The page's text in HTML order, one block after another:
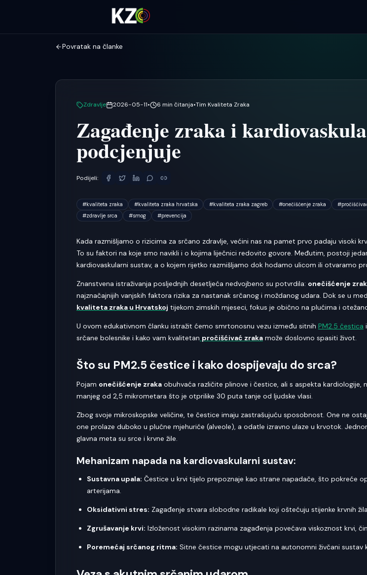
Povratak na članke
Zdravlje 2026-05-11• 6 min čitanja•Tim Kvaliteta Zraka
Zagađenje zraka i
podcjenjuje
Podijeli:
#kvaliteta zraka #kvaliteta zraka hrvatska #kvaliteta zraka zagreb #onečišćenje zraka #
#zdravlje srca #smog #prevencija
Kada razmišljamo o rizicima za srčano zdravlje, većini nas na pamet prvo padaju visoki
To su faktori na koje smo navikli i o kojima liječnici redovito govore. Međutim, postoji
kardiovaskularni sustav, a o kojem rijetko razmišljamo dok hodamo ulicom ili otvaramo
Znanstvena istraživanja posljednjih desetljeća nedvojbeno su potvrdila: onečišćenje
najznačajnijih vanjskih faktora rizika za nastanak srčanog i moždanog udara. Dok se u
kvaliteta zraka u Hrvatskoj tijekom zimskih mjeseci, fokus je obično na plućima i
U ovom edukativnom članku istražit ćemo smrtonosnu vezu između sitnih PM2.5 čestica
srčane bolesnike i kako vam kvalitetan pročišćivać zraka može doslovno spasiti život.
Što su PM2.5 čestice i kako dospijevaju do srca?
Pojam onečišćenje zraka obuhvaća različite plinove i čestice, ali s aspekta kardiologije,
manjeg od 2,5 mikrometara što je otprilike 30 puta tanje od ljudske vlasi.
Zbog svoje mikroskopske veličine, te čestice imaju zastrašujuću sposobnost. One ne
one prolaze duboko u plućne mjehuriće (alveole), a odatle izravno ulaze u krvotok.
glavna meta su srce i krvne žile.
Mehanizam napada na kardiovaskularni sustav:
Sustavna upala: Čestice u krvi tijelo prepoznaje kao strane napadače, što pokreće
arterijama.
Oksidativni stres: Zagađenje stvara slobodne radikale koji oštećuju stijenke krvnih
Zgrušavanje krvi: Izloženost visokim razinama zagađenja povećava viskoznost krvi,
Poremećaj srčanog ritma: Sitne čestice mogu utjecati na autonomni živčani